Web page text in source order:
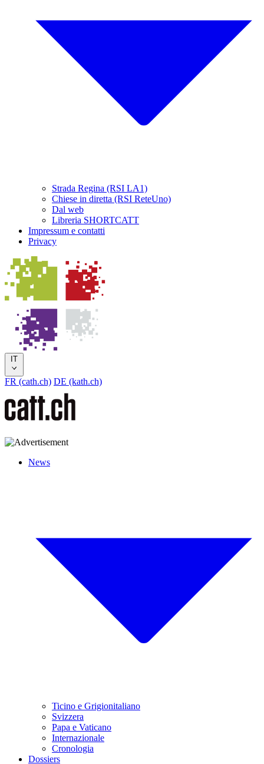
Strada Regina (RSI LA1)
Chiese in diretta (RSI ReteUno)
Dal web
Libreria SHORTCATT
Impressum e contatti
Privacy
IT
FR (cath.ch) DE (kath.ch)
News
Ticino e Grigionitaliano
Svizzera
Papa e Vaticano
Internazionale
Cronologia
Dossiers